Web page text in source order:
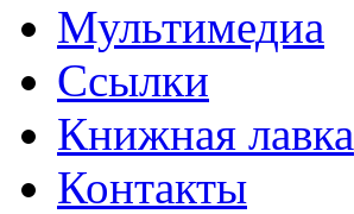
Мультимедиа
Ссылки
Книжная лавка
Контакты